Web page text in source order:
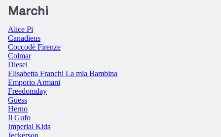
Marchi
Alice Pi
Canadiens
Coccodè Firenze
Colmar
Diesel
Elisabetta Franchi La mia Bambina
Emporio Armani
Freedomday
Guess
Herno
Il Gufo
Imperial Kids
Jeckerson